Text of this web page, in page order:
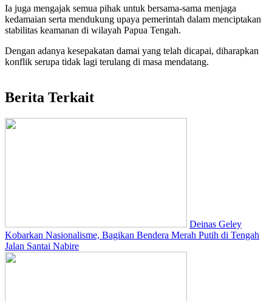
Ia juga mengajak semua pihak untuk bersama-sama menjaga
kedamaian serta mendukung upaya pemerintah dalam menciptakan
stabilitas keamanan di wilayah Papua Tengah.
Dengan adanya kesepakatan damai yang telah dicapai, diharapkan
konflik serupa tidak lagi terulang di masa mendatang.
Berita Terkait
Deinas Geley
Kobarkan Nasionalisme, Bagikan Bendera Merah Putih di Tengah
Jalan Santai Nabire